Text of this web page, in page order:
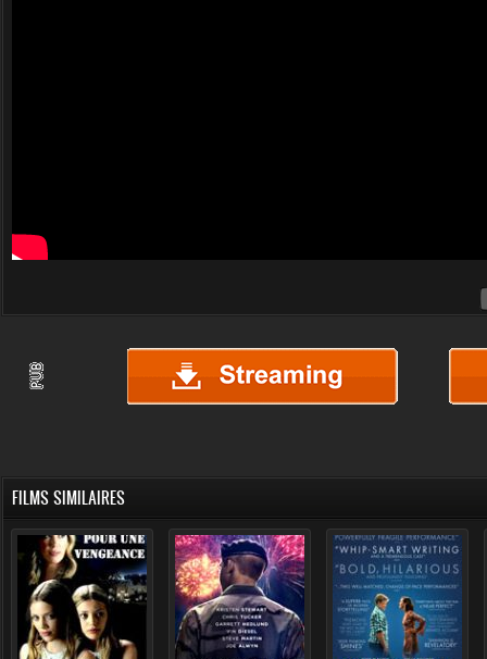
FILMS SIMILAIRES